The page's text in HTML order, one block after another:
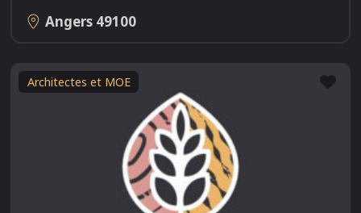
Angers 49100
Architectes et MOE